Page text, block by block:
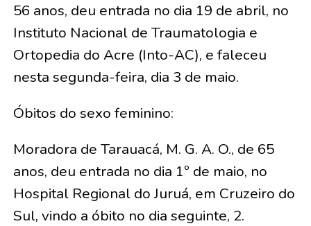
56 anos, deu entrada no dia 19 de abril, no
Instituto Nacional de Traumatologia e
Ortopedia do Acre (Into-AC), e faleceu
nesta segunda-feira, dia 3 de maio.
Óbitos do sexo feminino:
Moradora de Tarauacá, M. G. A. O., de 65
anos, deu entrada no dia 1º de maio, no
Hospital Regional do Juruá, em Cruzeiro do
Sul, vindo a óbito no dia seguinte, 2.